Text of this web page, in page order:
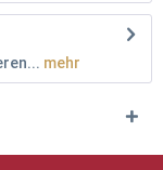
mehr